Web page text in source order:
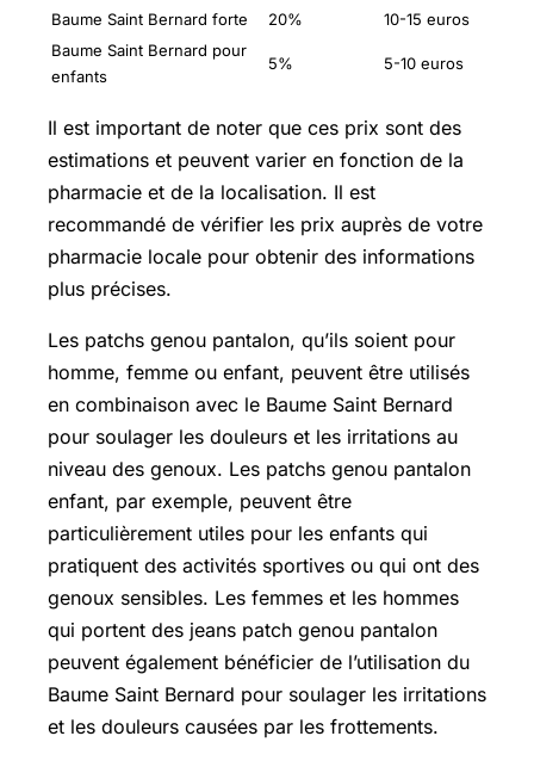
Baume Saint Bernard forte 20%
10-15 euros
Baume Saint Bernard pour
enfants
5% 5-10 euros
Il est important de noter que ces prix sont des
estimations et peuvent varier en fonction de la
pharmacie et de la localisation. Il est
recommandé de vérifier les prix auprès de votre
pharmacie locale pour obtenir des informations
plus précises.
Les patchs genou pantalon, qu’ils soient pour
homme, femme ou enfant, peuvent être utilisés
en combinaison avec le Baume Saint Bernard
pour soulager les douleurs et les irritations au
niveau des genoux. Les patchs genou pantalon
enfant, par exemple, peuvent être
particulièrement utiles pour les enfants qui
pratiquent des activités sportives ou qui ont des
genoux sensibles. Les femmes et les hommes
qui portent des jeans patch genou pantalon
peuvent également bénéficier de l’utilisation du
Baume Saint Bernard pour soulager les irritations
et les douleurs causées par les frottements.